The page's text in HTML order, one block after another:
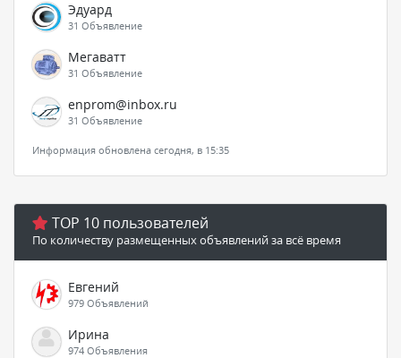
Эдуард
31 Объявление
Мегаватт
31 Объявление
enprom@inbox.ru
31 Объявление
Информация обновлена сегодня, в 15:35
TOP 10 пользователей
По количеству размещенных объявлений за всё время
Евгений
979 Объявлений
Ирина
974 Объявления